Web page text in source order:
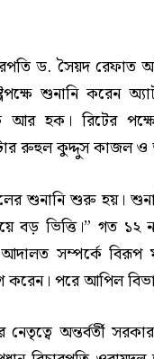
ড. সৈয়দ রেফাত
শুনানি করেন
আর হক। রিটের
রুহুল কুদ্দুস কাজল
শুনানি শুরু হয়।
বড় ভিত্তি।” গত ১২
সম্পর্কে বিরূপ
পরে আপিল
অন্তর্বর্তী